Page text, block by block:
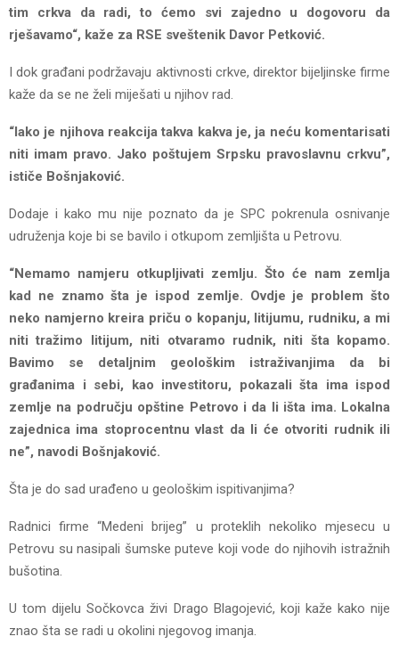
tim crkva da radi, to ćemo svi zajedno u dogovoru da
rješavamo“, kaže za RSE sveštenik Davor Petković.
I dok građani podržavaju aktivnosti crkve, direktor bijeljinske firme
kaže da se ne želi miješati u njihov rad.
“Iako je njihova reakcija takva kakva je, ja neću komentarisati
niti imam pravo. Jako poštujem Srpsku pravoslavnu crkvu”,
ističe Bošnjaković.
Dodaje i kako mu nije poznato da je SPC pokrenula osnivanje
udruženja koje bi se bavilo i otkupom zemljišta u Petrovu.
“Nemamo namjeru otkupljivati zemlju. Što će nam zemlja
kad ne znamo šta je ispod zemlje. Ovdje je problem što
neko namjerno kreira priču o kopanju, litijumu, rudniku, a mi
niti tražimo litijum, niti otvaramo rudnik, niti šta kopamo.
Bavimo se detaljnim geološkim istraživanjima da bi
građanima i sebi, kao investitoru, pokazali šta ima ispod
zemlje na području opštine Petrovo i da li išta ima. Lokalna
zajednica ima stoprocentnu vlast da li će otvoriti rudnik ili
ne”, navodi Bošnjaković.
Šta je do sad urađeno u geološkim ispitivanjima?
Radnici firme “Medeni brijeg” u proteklih nekoliko mjesecu u
Petrovu su nasipali šumske puteve koji vode do njihovih istražnih
bušotina.
U tom dijelu Sočkovca živi Drago Blagojević, koji kaže kako nije
znao šta se radi u okolini njegovog imanja.